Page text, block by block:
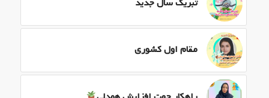
تبریک سال جدید
مقام اول کشوری